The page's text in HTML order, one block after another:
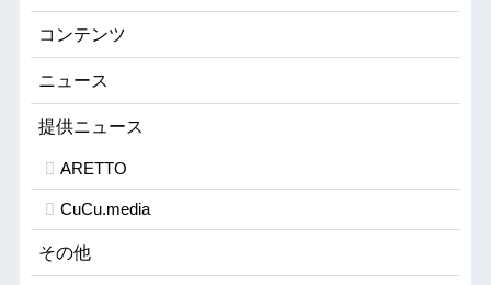
コンテンツ
ニュース
提供ニュース
ARETTO
CuCu.media
その他